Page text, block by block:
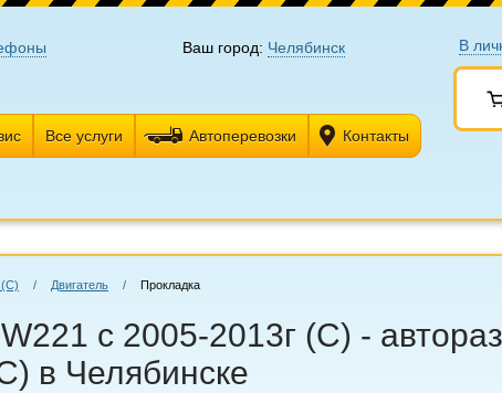
В
Ваш город: Челябинск
Все услуги Автоперевозки Контакты
(С) / Двигатель / Прокладка
с 2005-2013г (С) -
в Челябинске